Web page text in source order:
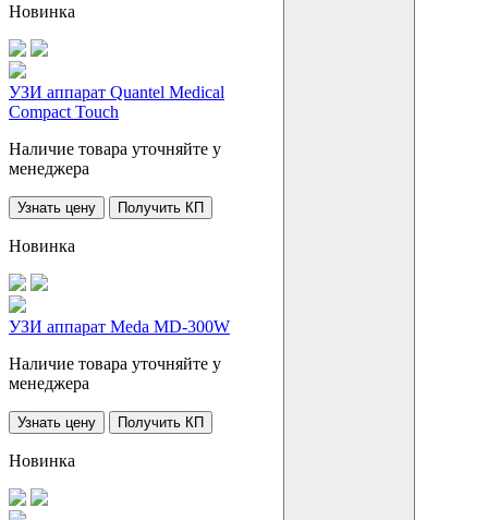
Новинка
УЗИ аппарат Quantel Medical
Compact Touch
Наличие товара уточняйте у
менеджера
Узнать цену Получить КП
Новинка
УЗИ аппарат Meda MD-300W
Наличие товара уточняйте у
менеджера
Узнать цену Получить КП
Новинка